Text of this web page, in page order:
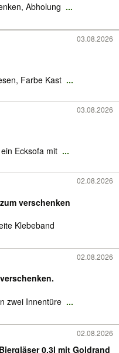
Abholung ...
03.08.2026
Farbe Kast ...
03.08.2026
Ecksofa mit ...
02.08.2026
verschenken
Klebeband
02.08.2026
zwei Innentüre ...
02.08.2026
0,3l mit Goldrand